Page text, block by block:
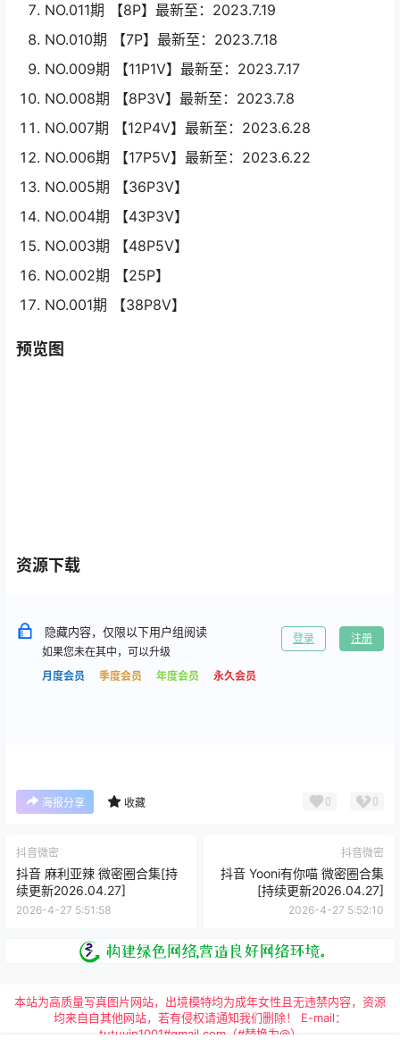
NO.011期 【8P】最新至：2023.7.19
NO.010期 【7P】最新至：2023.7.18
NO.009期 【11P1V】最新至：2023.7.17
NO.008期 【8P3V】最新至：2023.7.8
NO.007期 【12P4V】最新至：2023.6.28
NO.006期 【17P5V】最新至：2023.6.22
NO.005期 【36P3V】
NO.004期 【43P3V】
NO.003期 【48P5V】
NO.002期 【25P】
NO.001期 【38P8V】
预览图
资源下载
隐藏内容，仅限以下用户组阅读
如果您未在其中，可以升级
月度会员
季度会员 年度会员 永久会员
登录 注册
海报分享 收藏 0 0
抖音微密
抖音 麻利亚辣 微密圈合集[持
续更新2026.04.27]
2026-4-27 5:51:58
抖音微密
抖音 Yooni有你喵 微密圈合集
[持续更新2026.04.27]
2026-4-27 5:52:10
本站为高质量写真图片网站，出境模特均为成年女性且无违禁内容，资源
均来自自其他网站，若有侵权请通知我们删除！ E-mail：
tutuvip1001#gmail.com（#替换为@）